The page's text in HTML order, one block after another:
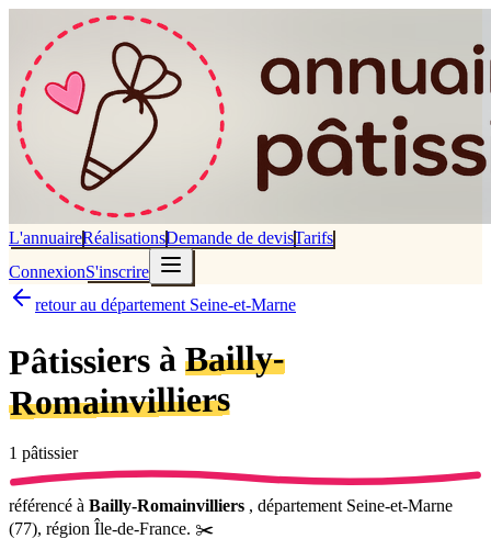
L'annuaireRéalisationsDemande de devisTarifs
ConnexionS'inscrire
retour au département Seine-et-Marne
Pâtissiers à Bailly-
Romainvilliers
1 pâtissier
référencé à Bailly-Romainvilliers , département Seine-et-Marne
(77), région Île-de-France. ✂️